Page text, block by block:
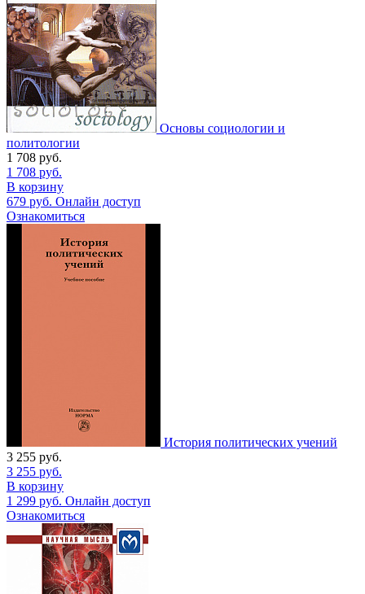
Основы социологии и
политологии
1 708 руб.
1 708 руб.
В корзину
679 руб. Онлайн доступ
Ознакомиться
История политических учений
3 255 руб.
3 255 руб.
В корзину
1 299 руб. Онлайн доступ
Ознакомиться